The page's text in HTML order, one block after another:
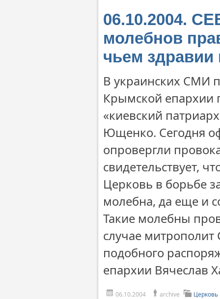
06.10.2004.
молебнов
чьем
В украинских СМИ
Крымской епархии
«киевский
Ющенко. Сегодня
опровергли
свидетельствует,
Церковь в борьбе
молебна, да еще и
Такие молебны
случае
подобного
епархии Вячеслав
06.10.2004 archive